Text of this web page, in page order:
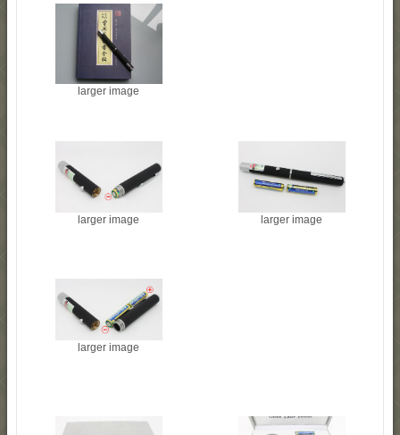
larger image
larger image larger image
larger image